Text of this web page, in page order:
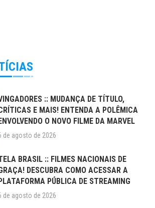
:: MUDANÇA DE TÍTULO,
E MAIS! ENTENDA A POLÊMICA
ENVOLVENDO O NOVO FILME DA MARVEL
de agosto de 2026
BRASIL :: FILMES NACIONAIS DE
DESCUBRA COMO ACESSAR A
PLATAFORMA PÚBLICA DE STREAMING
de agosto de 2026